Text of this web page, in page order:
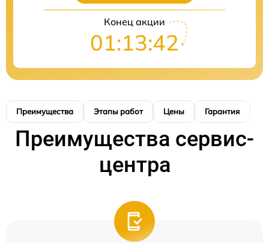
Конец акции
01:13:41
Преимущества Этапы работ Цены Гарантия
Преимущества сервис-
центра